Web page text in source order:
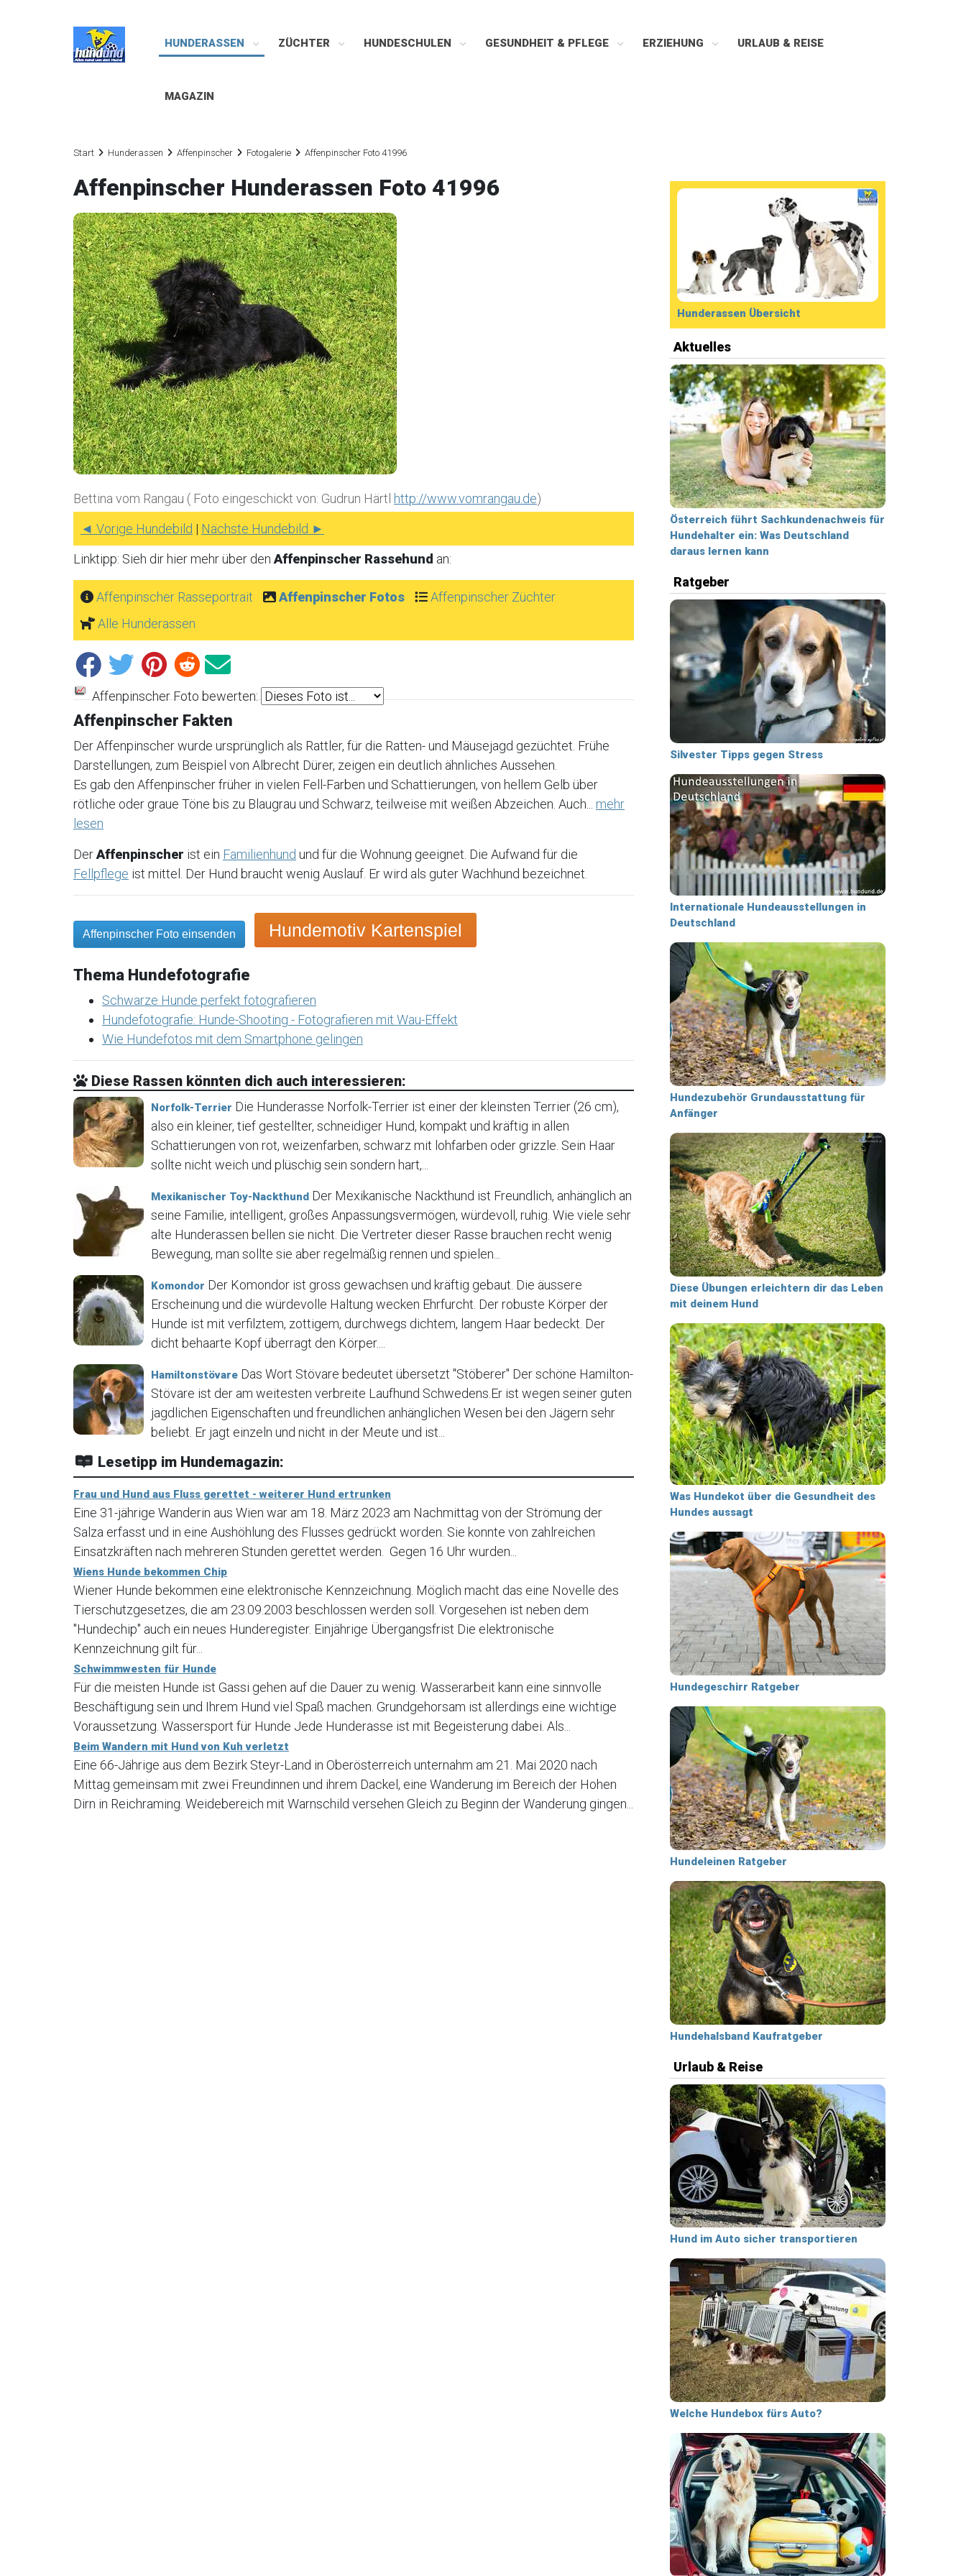
HUNDERASSEN ZÜCHTER HUNDESCHULEN GESUNDHEIT & PFLEGE ERZIEHUNG URLAUB & REISE
MAGAZIN
Start Hunderassen Affenpinscher Fotogalerie Affenpinscher Foto 41996
Affenpinscher Hunderassen Foto 41996
Bettina vom Rangau ( Foto eingeschickt von: Gudrun Härtl http://www.vomrangau.de)
◄ Vorige Hundebild | Nächste Hundebild ►
Linktipp: Sieh dir hier mehr über den Affenpinscher Rassehund an:
Affenpinscher Rasseportrait Affenpinscher Fotos
Affenpinscher Züchter
Alle Hunderassen
Affenpinscher Foto bewerten:
Affenpinscher Fakten
Der Affenpinscher wurde ursprünglich als Rattler, für die Ratten- und Mäusejagd gezüchtet. Frühe
Darstellungen, zum Beispiel von Albrecht Dürer, zeigen ein deutlich ähnliches Aussehen.
Es gab den Affenpinscher früher in vielen Fell-Farben und Schattierungen, von hellem Gelb über
rötliche oder graue Töne bis zu Blaugrau und Schwarz, teilweise mit weißen Abzeichen. Auch... mehr
lesen
DerAffenpinscher ist ein Familienhund und für die Wohnung geeignet. Die Aufwand für die
Fellpflege ist mittel. Der Hund braucht wenig Auslauf. Er wird als guter Wachhund bezeichnet.
Affenpinscher Foto einsenden Hundemotiv Kartenspiel
Thema Hundefotografie
Schwarze Hunde perfekt fotografieren
Hundefotografie: Hunde-Shooting - Fotografieren mit Wau-Effekt
Wie Hundefotos mit dem Smartphone gelingen
Diese Rassen könnten dich auch interessieren:
Norfolk-Terrier Die Hunderasse Norfolk-Terrier ist einer der kleinsten Terrier (26 cm),
also ein kleiner, tief gestellter, schneidiger Hund, kompakt und kräftig in allen
Schattierungen von rot, weizenfarben, schwarz mit lohfarben oder grizzle. Sein Haar
sollte nicht weich und plüschig sein sondern hart,...
Mexikanischer Toy-Nackthund Der Mexikanische Nackthund ist Freundlich, anhänglich an
seine Familie, intelligent, großes Anpassungsvermögen, würdevoll, ruhig. Wie viele sehr
alte Hunderassen bellen sie nicht. Die Vertreter dieser Rasse brauchen recht wenig
Bewegung, man sollte sie aber regelmäßig rennen und spielen...
Komondor Der Komondor ist gross gewachsen und kräftig gebaut. Die äussere
Erscheinung und die würdevolle Haltung wecken Ehrfurcht. Der robuste Körper der
Hunde ist mit verfilztem, zottigem, durchwegs dichtem, langem Haar bedeckt. Der
dicht behaarte Kopf überragt den Körper....
Hamiltonstövare Das Wort Stövare bedeutet übersetzt "Stöberer" Der schöne Hamilton-
Stövare ist der am weitesten verbreite Laufhund Schwedens.Er ist wegen seiner guten
jagdlichen Eigenschaften und freundlichen anhänglichen Wesen bei den Jägern sehr
beliebt. Er jagt einzeln und nicht in der Meute und ist...
Lesetipp im Hundemagazin:
Frau und Hund aus Fluss gerettet - weiterer Hund ertrunken
Eine 31-jährige Wanderin aus Wien war am 18. März 2023 am Nachmittag von der Strömung der
Salza erfasst und in eine Aushöhlung des Flusses gedrückt worden. Sie konnte von zahlreichen
Einsatzkräften nach mehreren Stunden gerettet werden. Gegen 16 Uhr wurden...
Wiens Hunde bekommen Chip
Wiener Hunde bekommen eine elektronische Kennzeichnung. Möglich macht das eine Novelle des
Tierschutzgesetzes, die am 23.09.2003 beschlossen werden soll. Vorgesehen ist neben dem
"Hundechip" auch ein neues Hunderegister. Einjährige Übergangsfrist Die elektronische
Kennzeichnung gilt für...
Schwimmwesten für Hunde
Für die meisten Hunde ist Gassi gehen auf die Dauer zu wenig. Wasserarbeit kann eine sinnvolle
Beschäftigung sein und Ihrem Hund viel Spaß machen. Grundgehorsam ist allerdings eine wichtige
Voraussetzung. Wassersport für Hunde Jede Hunderasse ist mit Begeisterung dabei. Als...
Beim Wandern mit Hund von Kuh verletzt
Eine 66-Jährige aus dem Bezirk Steyr-Land in Oberösterreich unternahm am 21. Mai 2020 nach
Mittag gemeinsam mit zwei Freundinnen und ihrem Dackel, eine Wanderung im Bereich der Hohen
Dirn in Reichraming. Weidebereich mit Warnschild versehen Gleich zu Beginn der Wanderung gingen...
Hunderassen Übersicht
Aktuelles
Österreich führt Sachkundenachweis für
Hundehalter ein: Was Deutschland
daraus lernen kann
Ratgeber
Silvester Tipps gegen Stress
Internationale Hundeausstellungen in
Deutschland
Hundezubehör Grundausstattung für
Anfänger
Diese Übungen erleichtern dir das Leben
mit deinem Hund
Was Hundekot über die Gesundheit des
Hundes aussagt
Hundegeschirr Ratgeber
Hundeleinen Ratgeber
Hundehalsband Kaufratgeber
Urlaub & Reise
Hund im Auto sicher transportieren
Welche Hundebox fürs Auto?